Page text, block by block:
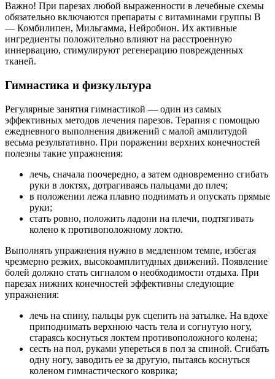
Важно! При парезах любой выраженности в лечебные схемы
обязательно включаются препараты с витаминами группы B
— Комбилипен, Мильгамма, Нейробион. Их активные
ингредиенты положительно влияют на расстроенную
иннервацию, стимулируют регенерацию поврежденных
тканей.
Гимнастика и физкультура
Регулярные занятия гимнастикой — один из самых
эффективных методов лечения парезов. Терапия с помощью
ежедневного выполнения движений с малой амплитудой
весьма результативно. При поражении верхних конечностей
полезны такие упражнения:
лечь, сначала поочередно, а затем одновременно сгибать
руки в локтях, дотрагиваясь пальцами до плеч;
в положении лежа плавно поднимать и опускать прямые
руки;
стать ровно, положить ладони на плечи, подтягивать
колено к противоположному локтю.
Выполнять упражнения нужно в медленном темпе, избегая
чрезмерно резких, высокоамплитудных движений. Появление
болей должно стать сигналом о необходимости отдыха. При
парезах нижних конечностей эффективны следующие
упражнения:
лечь на спину, пальцы рук сцепить на затылке. На вдохе
приподнимать верхнюю часть тела и согнутую ногу,
стараясь коснуться локтем противоположного колена;
сесть на пол, руками упереться в пол за спиной. Сгибать
одну ногу, заводить ее за другую, пытаясь коснуться
коленом гимнастического коврика;